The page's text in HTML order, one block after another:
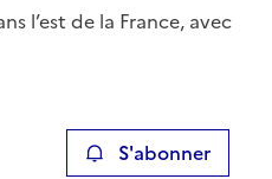
l’est de la France, avec
papier S'abonner